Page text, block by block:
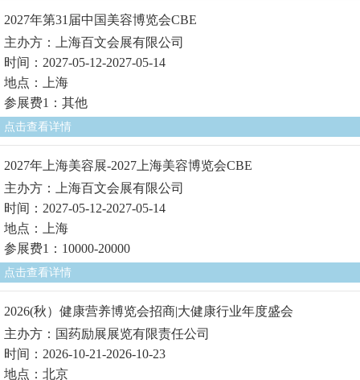
2027年第31届中国美容博览会CBE
主办方：上海百文会展有限公司
时间：2027-05-12-2027-05-14
地点：上海
参展费1：其他
点击查看详情
2027年上海美容展-2027上海美容博览会CBE
主办方：上海百文会展有限公司
时间：2027-05-12-2027-05-14
地点：上海
参展费1：10000-20000
点击查看详情
2026(秋）健康营养博览会招商|大健康行业年度盛会
主办方：国药励展展览有限责任公司
时间：2026-10-21-2026-10-23
地点：北京